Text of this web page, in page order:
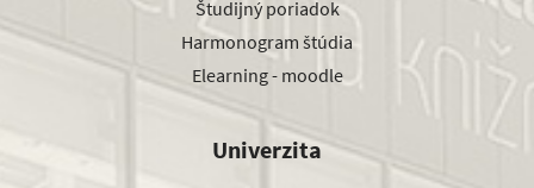
Študijný poriadok
Harmonogram štúdia
Elearning - moodle
Univerzita